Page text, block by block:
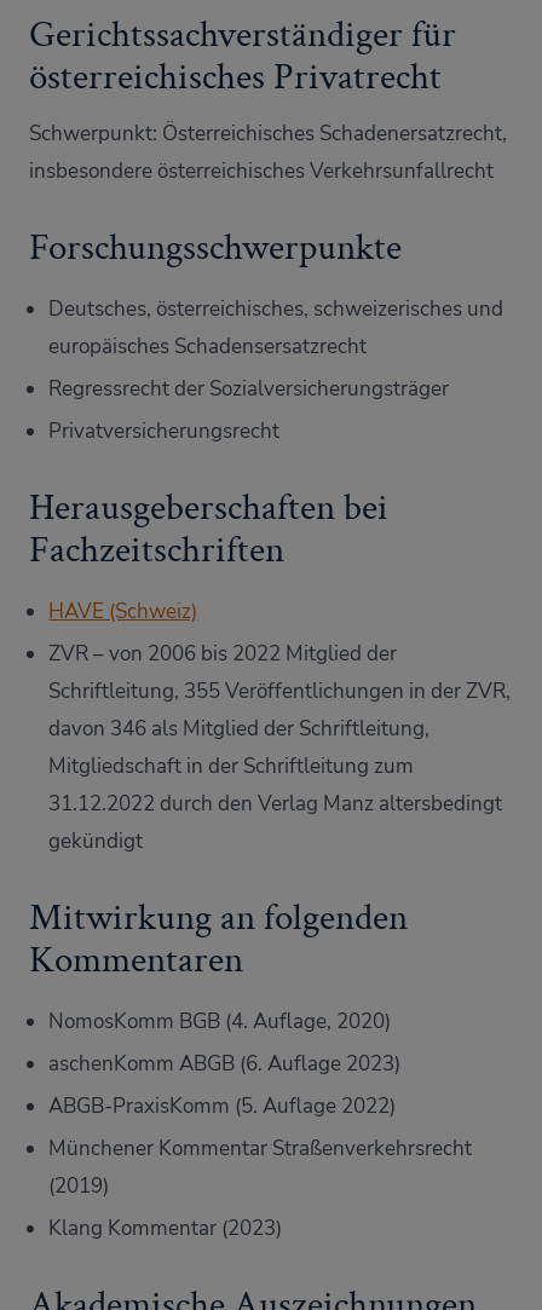
Gerichtssachverständiger für
österreichisches Privatrecht
Schwerpunkt: Österreichisches Schadenersatzrecht,
insbesondere österreichisches Verkehrsunfallrecht
Forschungsschwerpunkte
Deutsches, österreichisches, schweizerisches und
europäisches Schadensersatzrecht
Regressrecht der Sozialversicherungsträger
Privatversicherungsrecht
Herausgeberschaften bei
Fachzeitschriften
HAVE (Schweiz)
ZVR – von 2006 bis 2022 Mitglied der
Schriftleitung, 355 Veröffentlichungen in der ZVR,
davon 346 als Mitglied der Schriftleitung,
Mitgliedschaft in der Schriftleitung zum
31.12.2022 durch den Verlag Manz altersbedingt
gekündigt
Mitwirkung an folgenden
Kommentaren
NomosKomm BGB (4. Auflage, 2020)
aschenKomm ABGB (6. Auflage 2023)
ABGB-PraxisKomm (5. Auflage 2022)
Münchener Kommentar Straßenverkehrsrecht
(2019)
Klang Kommentar (2023)